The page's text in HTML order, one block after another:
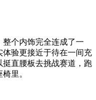
个内饰完全连成了一
验更接近于待在一间充
直腰板去挑战赛道，跑
里。